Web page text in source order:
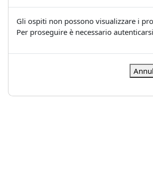
Gli ospiti non possono visualizzare i
Per proseguire è necessario